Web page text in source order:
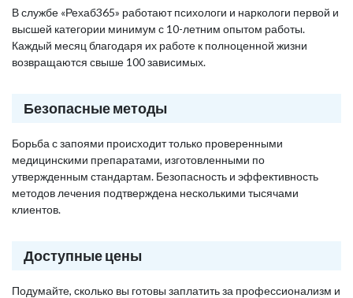
В службе «Рехаб365» работают психологи и наркологи первой и
высшей категории минимум с 10-летним опытом работы.
Каждый месяц благодаря их работе к полноценной жизни
возвращаются свыше 100 зависимых.
Безопасные методы
Борьба с запоями происходит только проверенными
медицинскими препаратами, изготовленными по
утвержденным стандартам. Безопасность и эффективность
методов лечения подтверждена несколькими тысячами
клиентов.
Доступные цены
Подумайте, сколько вы готовы заплатить за профессионализм и